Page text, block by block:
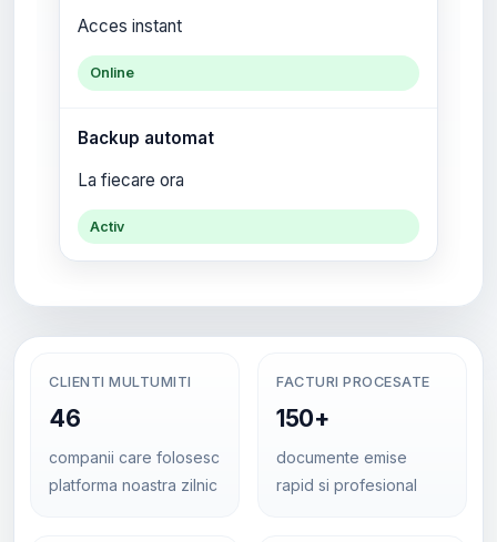
Acces instant
Online
Backup automat
La fiecare ora
Activ
CLIENTI MULTUMITI
46
companii care folosesc
platforma noastra zilnic
FACTURI PROCESATE
150+
documente emise
rapid si profesional